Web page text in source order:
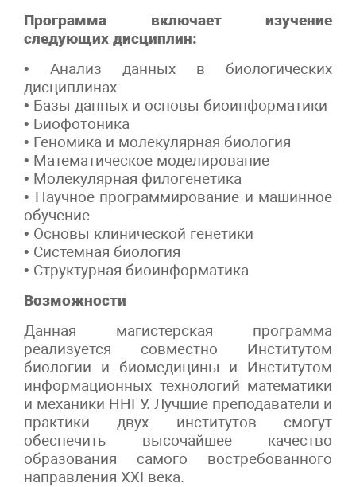
Программа включает изучение
следующих дисциплин:
• Анализ данных в биологических
дисциплинах
• Базы данных и основы биоинформатики
• Биофотоника
• Геномика и молекулярная биология
• Математическое моделирование
• Молекулярная филогенетика
• Научное программирование и машинное
обучение
• Основы клинической генетики
• Системная биология
• Структурная биоинформатика
Возможности
Данная магистерская программа
реализуется совместно Институтом
биологии и биомедицины и Институтом
информационных технологий математики
и механики ННГУ. Лучшие преподаватели и
практики двух институтов смогут
обеспечить высочайшее качество
образования самого востребованного
направления XXI века.